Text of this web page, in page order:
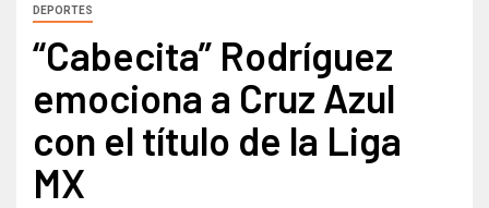
DEPORTES
“Cabecita” Rodríguez
emociona a Cruz Azul
con el título de la Liga
MX